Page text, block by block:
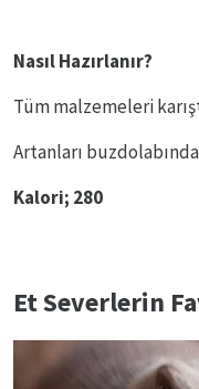
Nasıl Hazırlanır?
Tüm malzemeleri
Artanları
Kalori; 280
Et Severlerin